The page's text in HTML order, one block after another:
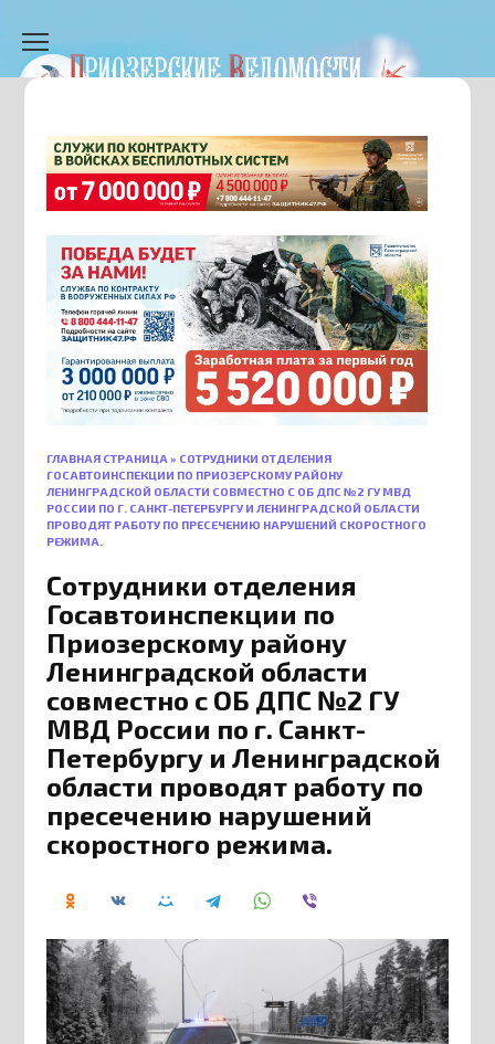
содержанию
ГЛАВНАЯ СТРАНИЦА » СОТРУДНИКИ ОТДЕЛЕНИЯ
ГОСАВТОИНСПЕКЦИИ ПО ПРИОЗЕРСКОМУ РАЙОНУ
ЛЕНИНГРАДСКОЙ ОБЛАСТИ СОВМЕСТНО С ОБ ДПС №2 ГУ МВД
РОССИИ ПО Г. САНКТ-ПЕТЕРБУРГУ И ЛЕНИНГРАДСКОЙ ОБЛАСТИ
ПРОВОДЯТ РАБОТУ ПО ПРЕСЕЧЕНИЮ НАРУШЕНИЙ СКОРОСТНОГО
РЕЖИМА.
Сотрудники отделения
Госавтоинспекции по
Приозерскому району
Ленинградской области
совместно с ОБ ДПС №2 ГУ
МВД России по г. Санкт-
Петербургу и Ленинградской
области проводят работу по
пресечению нарушений
скоростного режима.